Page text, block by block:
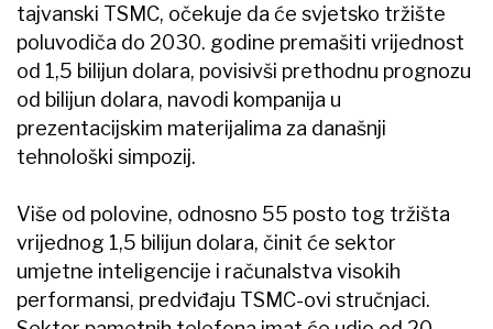
tajvanski TSMC, očekuje da će svjetsko tržište
poluvodiča do 2030. godine premašiti vrijednost
od 1,5 bilijun dolara, povisivši prethodnu prognozu
od bilijun dolara, navodi kompanija u
prezentacijskim materijalima za današnji
tehnološki simpozij.
Više od polovine, odnosno 55 posto tog tržišta
vrijednog 1,5 bilijun dolara, činit će sektor
umjetne inteligencije i računalstva visokih
performansi, predviđaju TSMC-ovi stručnjaci.